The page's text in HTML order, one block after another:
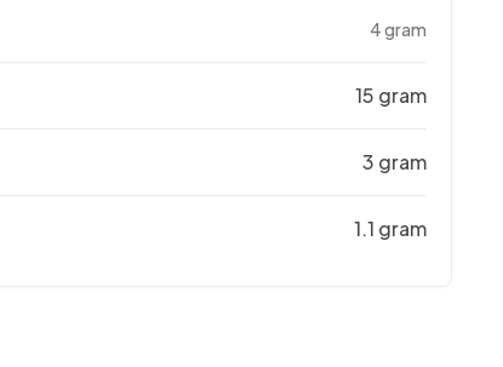
4 gram
15 gram
3 gram
1.1 gram